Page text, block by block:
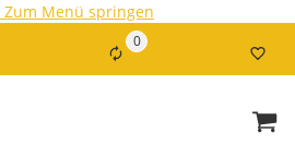
Zum Menü springen
0